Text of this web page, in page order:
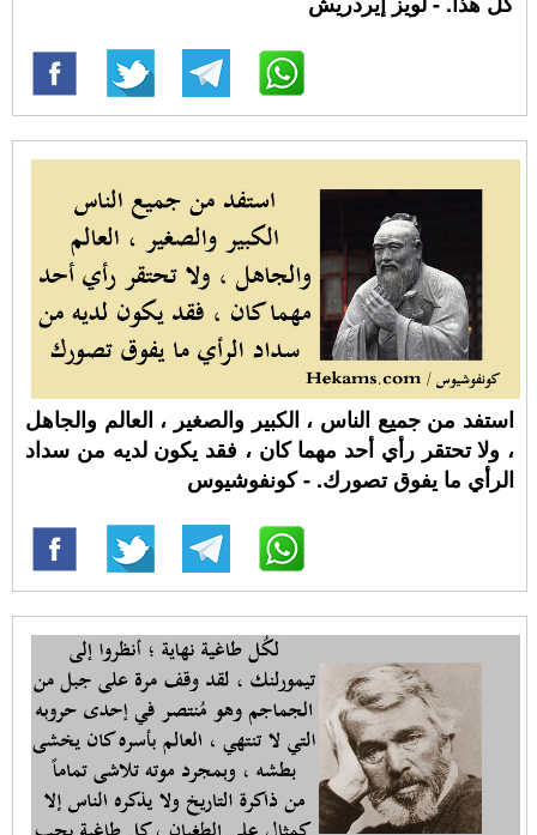
استفد من جميع الناس ، الكبير والصغير ، العالم والجاهل
، ولا تحتقر رأي أحد مهما كان ، فقد يكون لديه من سداد
الرأي ما يفوق تصورك. - كونفوشيوس